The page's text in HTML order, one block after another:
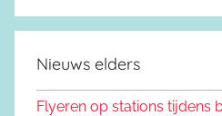
Nieuws elders
Flyeren op stations tijdens